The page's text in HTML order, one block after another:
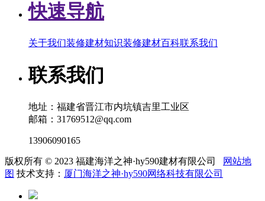
快速导航
关于我们装修建材知识装修建材百科联系我们
联系我们
地址：福建省晋江市内坑镇吉里工业区
邮箱：31769512@qq.com
13906090165
版权所有 © 2023 福建海洋之神·hy590建材有限公司
网站地
图 技术支持： 厦门海洋之神·hy590网络科技有限公司